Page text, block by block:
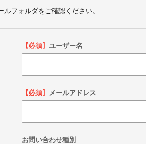
ルフォルダをご確認ください。
【必須】ユーザー名
【必須】 メールアドレス
お問い合わせ種別